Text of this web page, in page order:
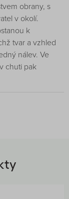
obrany, s
v okolí.
k
tvar a vzhled
nálev. Ve
chuti pak